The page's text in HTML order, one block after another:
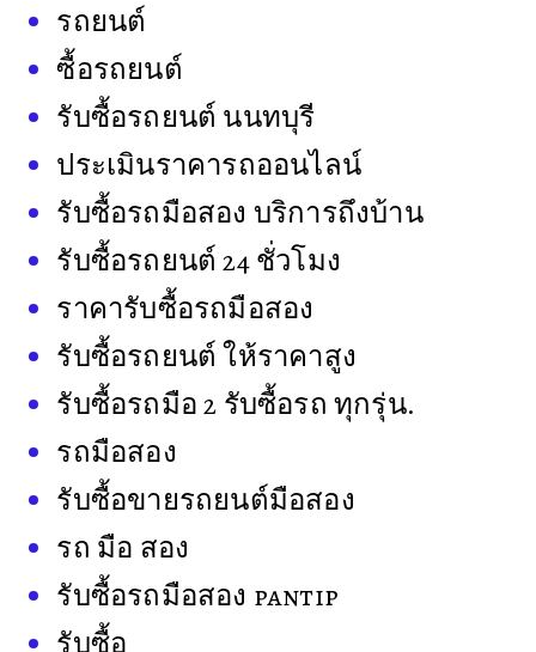
รถยนต์
ซื้อรถยนต์
รับซื้อรถยนต์ นนทบุรี
ประเมินราคารถออนไลน์
รับซื้อรถมือสอง บริการถึงบ้าน
รับซื้อรถยนต์ 24 ชั่วโมง
ราคารับซื้อรถมือสอง
รับซื้อรถยนต์ ให้ราคาสูง
รับซื้อรถมือ 2 รับซื้อรถ ทุกรุ่น.
รถมือสอง
รับซื้อขายรถยนต์มือสอง
รถ มือ สอง
รับซื้อรถมือสอง pantip
รับซื้อ